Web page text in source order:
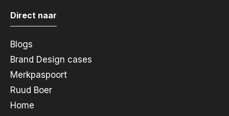
Direct naar
Blogs
Brand Design cases
Merkpaspoort
Ruud Boer
Home